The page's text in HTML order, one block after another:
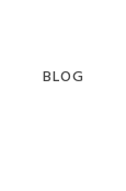
BLOG